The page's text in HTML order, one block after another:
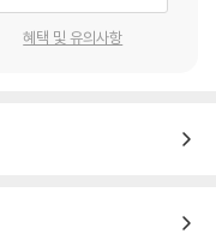
혜택 및 유의사항